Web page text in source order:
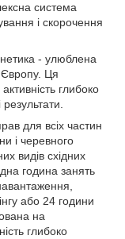
система
і скорочення
- улюблена
Європу. Ця
глибоко
для всіх частин
і черевного
видів східних
година занять
або 24 години
на
глибоко